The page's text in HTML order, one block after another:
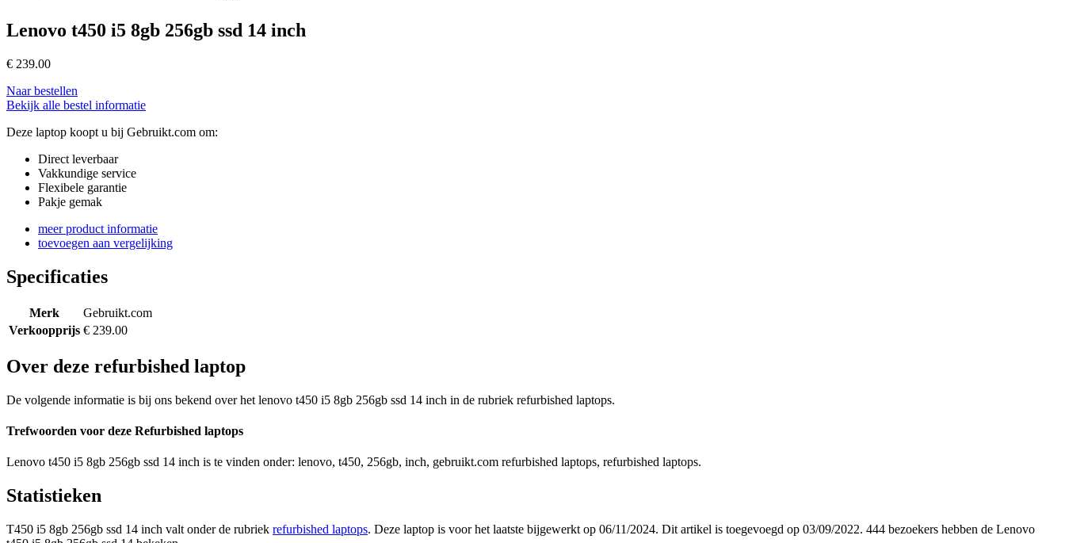
Lenovo t450 i5 8gb 256gb ssd 14 inch
€ 239.00
Naar bestellen
Bekijk alle bestel informatie
Deze laptop koopt u bij Gebruikt.com om:
Direct leverbaar
Vakkundige service
Flexibele garantie
Pakje gemak
meer product informatie
toevoegen aan vergelijking
Specificaties
Merk
Gebruikt.com
Verkoopprijs € 239.00
Over deze refurbished laptop
De volgende informatie is bij ons bekend over het lenovo t450 i5 8gb 256gb ssd 14 inch in de rubriek refurbished laptops.
Trefwoorden voor deze Refurbished laptops
Lenovo t450 i5 8gb 256gb ssd 14 inch is te vinden onder: lenovo, t450, 256gb, inch, gebruikt.com refurbished laptops, refurbished laptops.
Statistieken
T450 i5 8gb 256gb ssd 14 inch valt onder de rubriek refurbished laptops. Deze laptop is voor het laatste bijgewerkt op 06/11/2024. Dit artikel is toegevoegd op 03/09/2022. 444 bezoekers hebben de Lenovo